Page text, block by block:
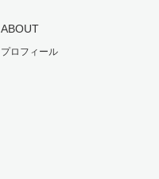
ABOUT
プロフィール